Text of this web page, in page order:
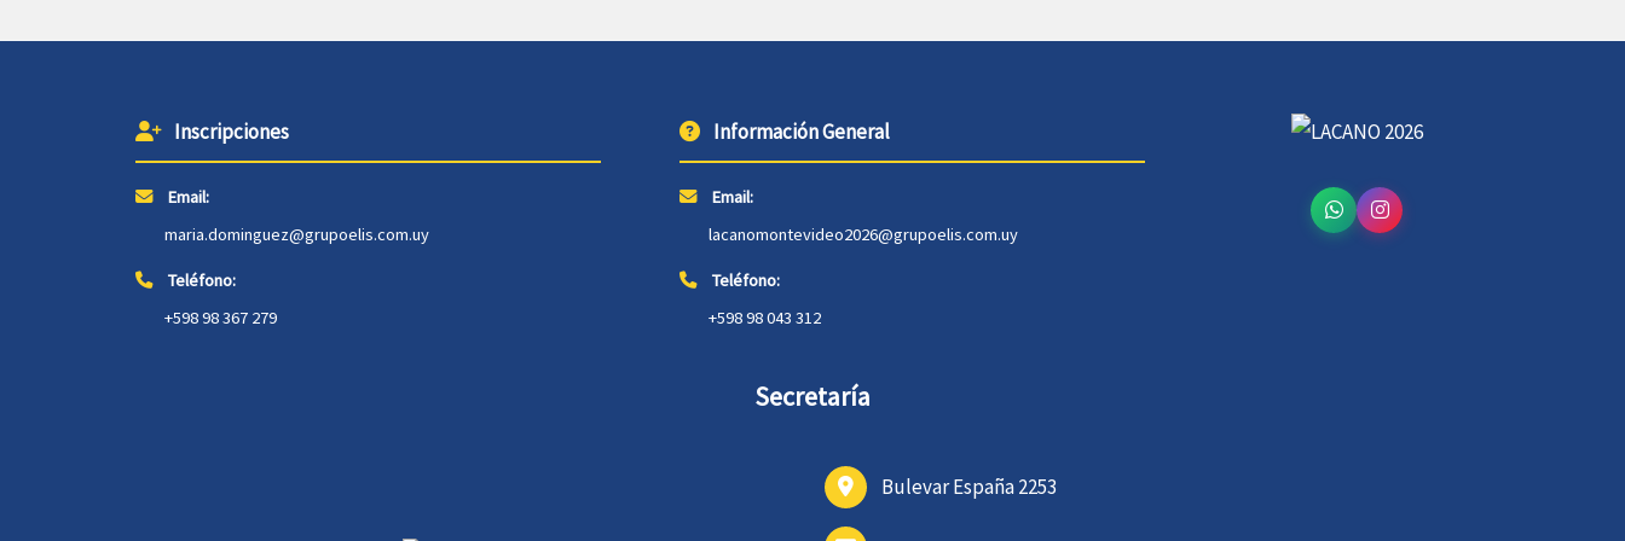
Inscripciones
Email:
maria.dominguez@grupoelis.com.uy
Teléfono:
+598 98 367 279
Información General
Email:
lacanomontevideo2026@grupoelis.com.uy
Teléfono:
+598 98 043 312
Secretaría
Bulevar España 2253